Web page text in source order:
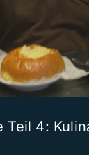
Teil 4: